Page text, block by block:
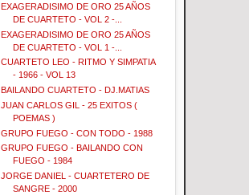
EXAGERADISIMO DE ORO 25 AÑOS
DE CUARTETO - VOL 2 -...
EXAGERADISIMO DE ORO 25 AÑOS
DE CUARTETO - VOL 1 -...
CUARTETO LEO - RITMO Y SIMPATIA
- 1966 - VOL 13
BAILANDO CUARTETO - DJ.MATIAS
JUAN CARLOS GIL - 25 EXITOS (
POEMAS )
GRUPO FUEGO - CON TODO - 1988
GRUPO FUEGO - BAILANDO CON
FUEGO - 1984
JORGE DANIEL - CUARTETERO DE
SANGRE - 2000